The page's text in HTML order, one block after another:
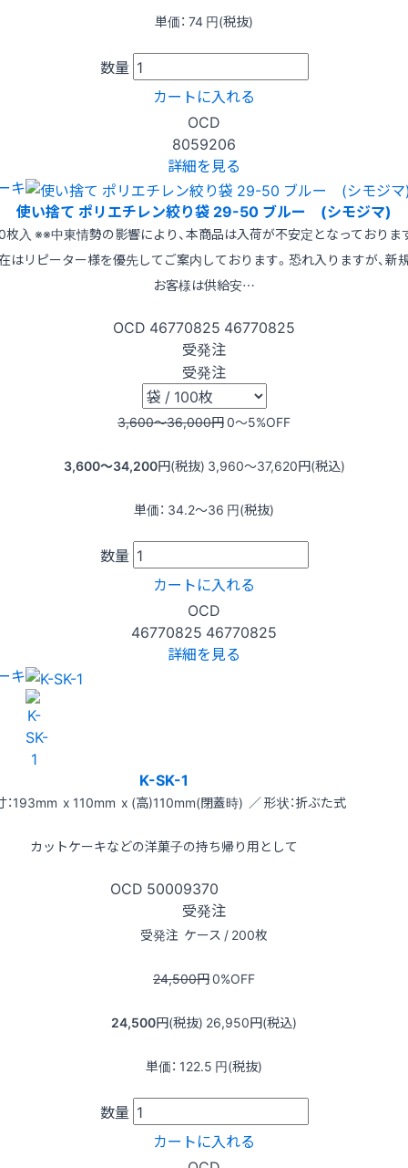
単価： 74 円(税抜)
数量
カートに入れる
OCD
8059206
詳細を見る
キ
使い捨て ポリエチレン絞り袋 29-50 ブルー (シモジマ)
枚入 ※※中東情勢の影響により、本商品は入荷が不安定となっておりま
はリピーター様を優先してご案内しております。恐れ入りますが、新
お客様は供給安…
OCD 46770825 46770825
受発注
受発注
3,600〜36,000円0〜5%OFF
3,600〜34,200円(税抜) 3,960〜37,620円(税込)
単価： 34.2〜36 円(税抜)
数量
カートに入れる
OCD
46770825 46770825
詳細を見る
キ
K-SK-1
：193mm x 110mm x (高)110mm(閉蓋時) ／ 形状：折ぶた式
カットケーキなどの洋菓子の持ち帰り用として
OCD 50009370
受発注
受発注 ケース / 200枚
24,500円0%OFF
24,500円(税抜) 26,950円(税込)
単価： 122.5 円(税抜)
数量
カートに入れる